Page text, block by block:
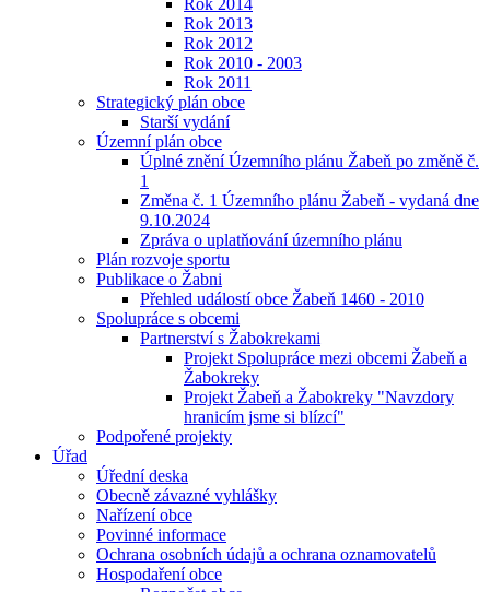
Rok 2014
Rok 2013
Rok 2012
Rok 2010 - 2003
Rok 2011
Strategický plán obce
Starší vydání
Územní plán obce
Úplné znění Územního plánu Žabeň po změně č.
1
Změna č. 1 Územního plánu Žabeň - vydaná dne
9.10.2024
Zpráva o uplatňování územního plánu
Plán rozvoje sportu
Publikace o Žabni
Přehled událostí obce Žabeň 1460 - 2010
Spolupráce s obcemi
Partnerství s Žabokrekami
Projekt Spolupráce mezi obcemi Žabeň a
Žabokreky
Projekt Žabeň a Žabokreky "Navzdory
hranicím jsme si blízcí"
Podpořené projekty
Úřad
Úřední deska
Obecně závazné vyhlášky
Nařízení obce
Povinné informace
Ochrana osobních údajů a ochrana oznamovatelů
Hospodaření obce